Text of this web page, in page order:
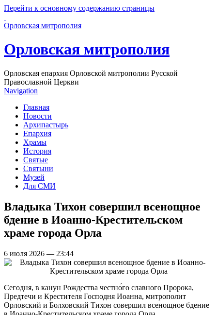
Перейти к основному содержанию страницы
Орловская митрополия
Орловская митрополия
Орловская епархия Орловской митрополии Русской
Православной Церкви
Navigation
Главная
Новости
Архипастырь
Епархия
Храмы
История
Святые
Святыни
Музей
Для СМИ
Владыка Тихон совершил всенощное
бдение в Иоанно-Крестительском
храме города Орла
6 июля 2026 — 23:44
Сегодня, в канун Рождества честно́го славного Пророка,
Предтечи и Крестителя Господня Иоанна, митрополит
Орловский и Болховский Тихон совершил всенощное бдение